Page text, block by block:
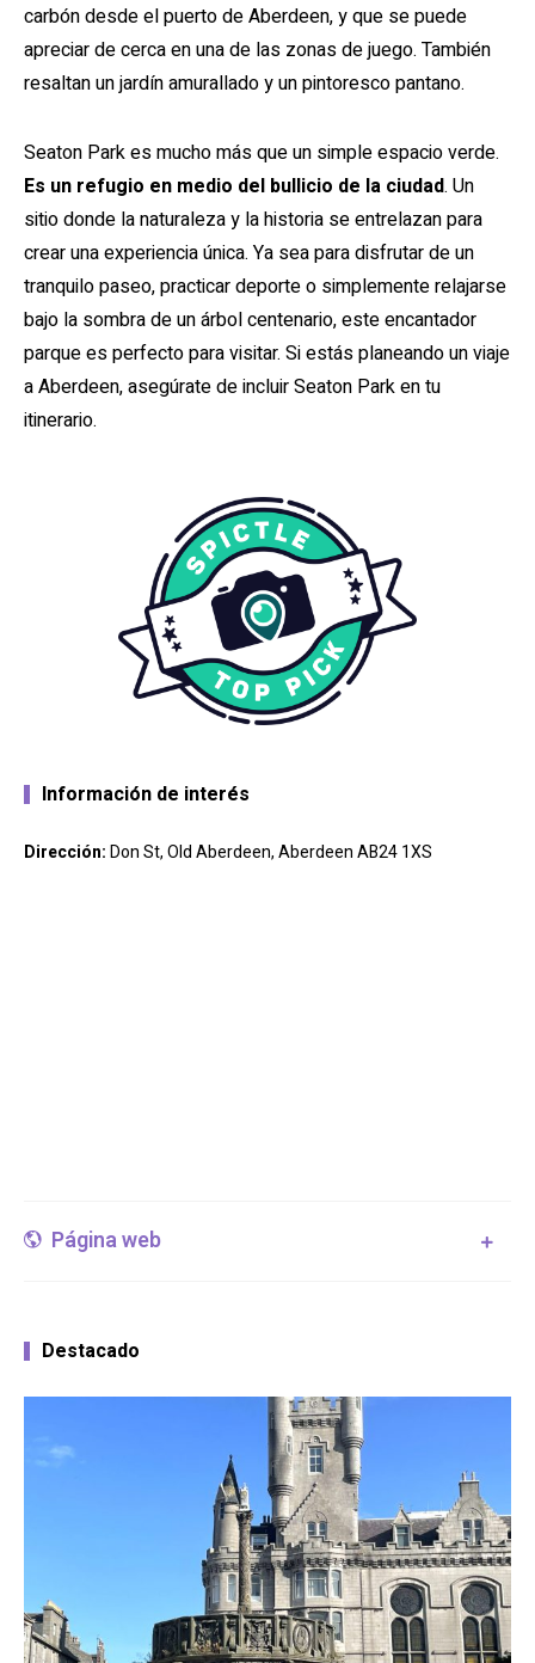
carbón desde el puerto de Aberdeen, y que se puede
apreciar de cerca en una de las zonas de juego. También
resaltan un jardín amurallado y un pintoresco pantano.
Seaton Park es mucho más que un simple espacio verde.
Es un refugio en medio del bullicio de la ciudad. Un
sitio donde la naturaleza y la historia se entrelazan para
crear una experiencia única. Ya sea para disfrutar de un
tranquilo paseo, practicar deporte o simplemente relajarse
bajo la sombra de un árbol centenario, este encantador
parque es perfecto para visitar. Si estás planeando un viaje
a Aberdeen, asegúrate de incluir Seaton Park en tu
itinerario.
Información de interés
Dirección:Don St, Old Aberdeen, Aberdeen AB24 1XS
Página web
Destacado